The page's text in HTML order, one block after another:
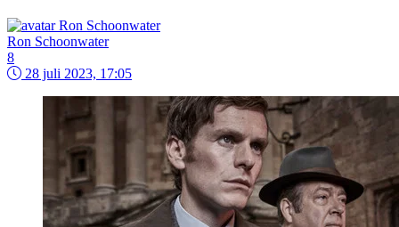
Ron Schoonwater
8
28 juli 2023, 17:05